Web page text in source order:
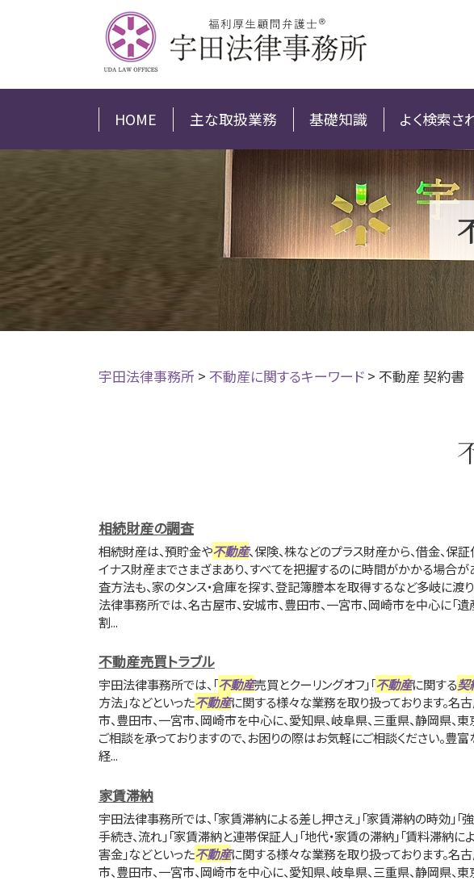
HOME 主な取扱業務 基礎知識 よく検索さ
宇田法律事務所 > 不動産に関するキーワード > 不動産 契約書
相続財産の調査
相続財産は、預貯金や不動産、保険、株などのプラス財産から、借金、保
イナス財産までさまざまあり、すべてを把握するのに時間がかかる場合が
査方法も、家のタンス・倉庫を探す、登記簿謄本を取得するなど多岐に渡り
法律事務所では、名古屋市、安城市、豊田市、一宮市、岡崎市を中心に「
割...
不動産売買トラブル
宇田法律事務所では、「不動産売買とクーリングオフ」「不動産に関する契
方法」などといった不動産に関する様々な業務を取り扱っております。名
市、豊田市、一宮市、岡崎市を中心に、愛知県、岐阜県、三重県、静岡県、東
ご相談を承っておりますので、お困りの際はお気軽にご相談ください。豊
経...
家賃滞納
宇田法律事務所では、「家賃滞納による差し押さえ」「家賃滞納の時効」「
手続き、流れ」「家賃滞納と連帯保証人」「地代・家賃の滞納」「賃料滞納に
害金」などといった不動産に関する様々な業務を取り扱っております。名
市、豊田市、一宮市、岡崎市を中心に、愛知県、岐阜県、三重県、静岡県、東